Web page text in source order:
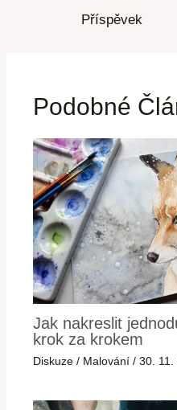
Příspěvek
Podobné
Jak nakreslit
krok za krokem
Diskuze / Malování /30. 11.